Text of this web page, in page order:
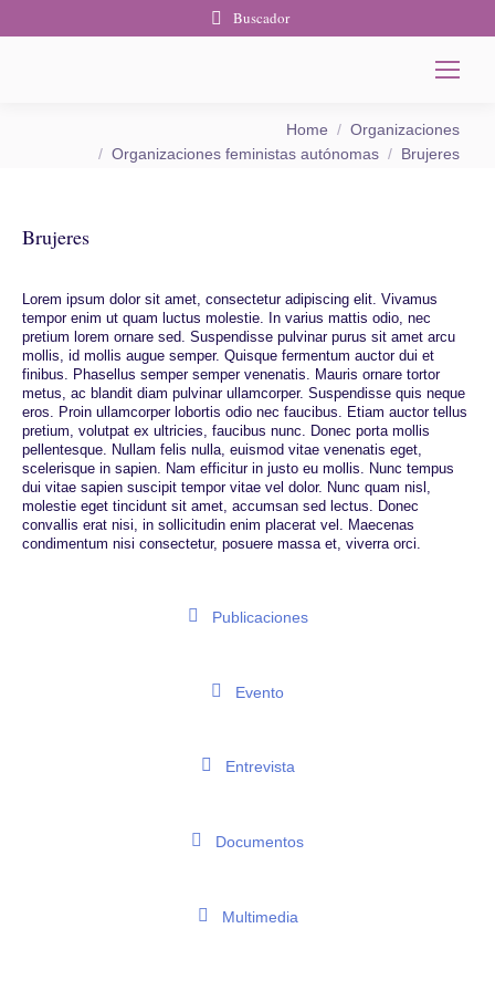
Buscador
Home
Organizaciones
Organizaciones feministas autónomas
Brujeres
Brujeres
Lorem ipsum dolor sit amet, consectetur adipiscing elit. Vivamus
tempor enim ut quam luctus molestie. In varius mattis odio, nec
pretium lorem ornare sed. Suspendisse pulvinar purus sit amet arcu
mollis, id mollis augue semper. Quisque fermentum auctor dui et
finibus. Phasellus semper semper venenatis. Mauris ornare tortor
metus, ac blandit diam pulvinar ullamcorper. Suspendisse quis neque
eros. Proin ullamcorper lobortis odio nec faucibus. Etiam auctor tellus
pretium, volutpat ex ultricies, faucibus nunc. Donec porta mollis
pellentesque. Nullam felis nulla, euismod vitae venenatis eget,
scelerisque in sapien. Nam efficitur in justo eu mollis. Nunc tempus
dui vitae sapien suscipit tempor vitae vel dolor. Nunc quam nisl,
molestie eget tincidunt sit amet, accumsan sed lectus. Donec
convallis erat nisi, in sollicitudin enim placerat vel. Maecenas
condimentum nisi consectetur, posuere massa et, viverra orci.
Publicaciones
Evento
Entrevista
Documentos
Multimedia